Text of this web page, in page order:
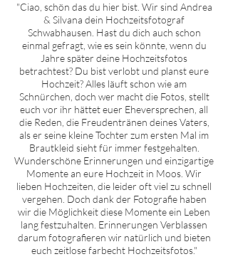
"Ciao, schön das du hier bist. Wir sind Andrea
& Silvana dein Hochzeitsfotograf
Schwabhausen. Hast du dich auch schon
einmal gefragt, wie es sein könnte, wenn du
Jahre später deine Hochzeitsfotos
betrachtest? Du bist verlobt und planst eure
Hochzeit? Alles läuft schon wie am
Schnürchen, doch wer macht die Fotos, stellt
euch vor ihr hättet euer Eheversprechen, all
die Reden, die Freudentränen deines Vaters,
als er seine kleine Tochter zum ersten Mal im
Brautkleid sieht für immer festgehalten.
Wunderschöne Erinnerungen und einzigartige
Momente an eure Hochzeit in Moos. Wir
lieben Hochzeiten, die leider oft viel zu schnell
vergehen. Doch dank der Fotografie haben
wir die Möglichkeit diese Momente ein Leben
lang festzuhalten. Erinnerungen Verblassen
darum fotografieren wir natürlich und bieten
euch zeitlose farbecht Hochzeitsfotos."